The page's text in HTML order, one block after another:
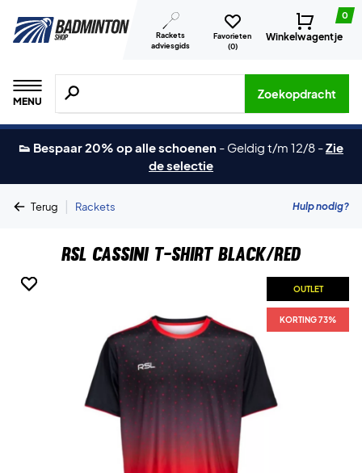
Rackets
adviesgids
Favorieten
(0)
0
Winkelwagentje
MENU
Zoeken naar producten, merken etc.
Zoekopdracht
👟 Bespaar 20% op alle schoenen - Geldig t/m 12/8 -Zie
de selectie
Terug | Rackets Hulp nodig?
RSL Cassini T-shirt Black/Red
OUTLET
KORTING 73%
OUTLET
KORTING 73%